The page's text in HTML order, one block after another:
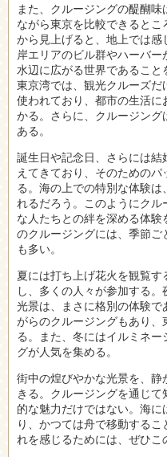
また、クルージングの醍醐
ながら東京を比較できると
から見上げると、地上では
岸エリアのビル群やハーバ
水辺に広がる世界であるこ
東京湾では、観光クルーズ
使われており、都市の生活
かる。さらに、クルージン
ある。
誕生日や記念日、さらには
えてきており、そのための
る。海の上での特別な体験
れるだろう。このようにク
な人たちとの絆を深める体
のクルージングには、季節ご
も多い。
夏には打ち上げ花火を観覧
し、多くの人々が参加する
光景は、まさに格別の体験
がらのクルージングもあり、
る。また、冬にはイルミネ
グが人気を集める。
街中の煌びやかな光景を、
きる。クルージングを通じ
的な魅力だけではない。海
り、かつては舟で移動する
れを感じるためには、ぜひこ